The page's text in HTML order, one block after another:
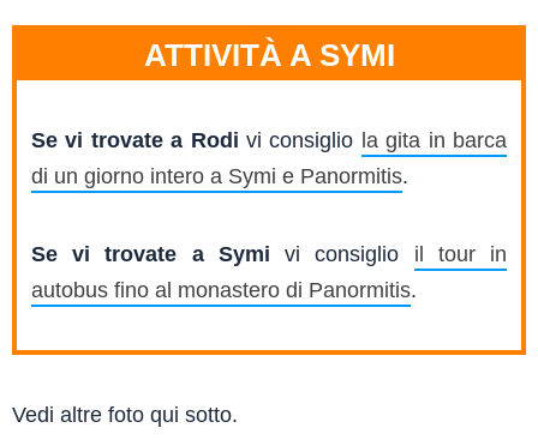
ATTIVITÀ A SYMI
Se vi trovate a Rodi vi consiglio la gita in barca
di un giorno intero a Symi e Panormitis.
Se vi trovate a Symi vi consiglio il tour in
autobus fino al monastero di Panormitis.
Vedi altre foto qui sotto.